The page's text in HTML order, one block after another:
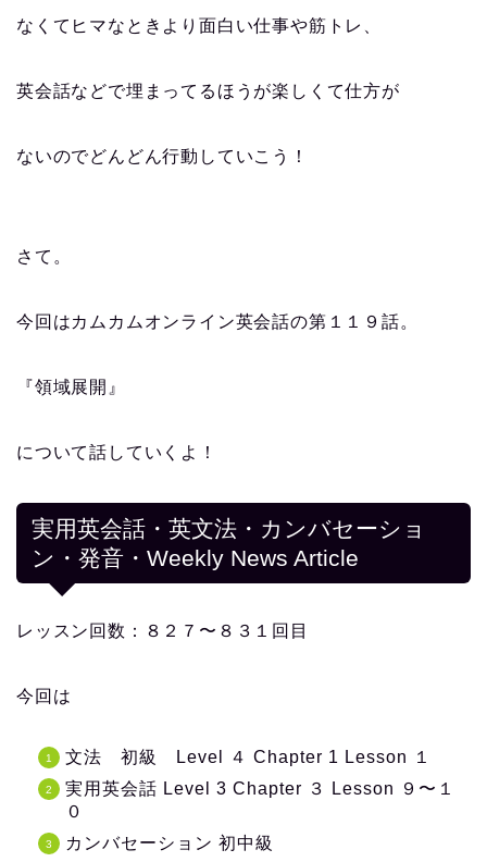
なくてヒマなときより面白い仕事や筋トレ、
英会話などで埋まってるほうが楽しくて仕方が
ないのでどんどん行動していこう！
さて。
今回はカムカムオンライン英会話の第１１９話。
『領域展開』
について話していくよ！
実用英会話・英文法・カンバセーショ
ン・発音・Weekly News Article
レッスン回数：８２７〜８３１回目
今回は
文法 初級 Level ４ Chapter 1 Lesson １
実用英会話 Level 3 Chapter ３ Lesson ９〜１
０
カンバセーション 初中級